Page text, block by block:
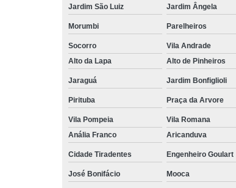
Jardim São Luiz Jardim Ângela
Morumbi Parelheiros
Socorro Vila Andrade
Alto da Lapa
Alto de Pinheiros
Jaraguá Jardim Bonfiglioli
Pirituba Praça da Arvore
Vila Pompeia Vila Romana
Anália Franco
Aricanduva
Cidade Tiradentes Engenheiro Goulart
José Bonifácio Mooca